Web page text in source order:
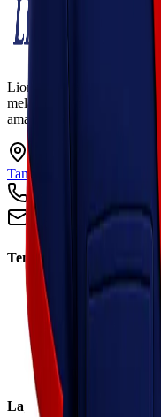
Lionel Express adalah
melayani pengiriman
aman, dan harga kompetitif.
Ruko Garden Square
Tangerang, Banten 15124
+62 813 8838 8182
info@lionelexpress.com
Tentang Kami
Tentang Kami
Visi & Misi
Sosial Perusahaan
Karir
Cabang
Informasi
Layanan